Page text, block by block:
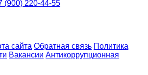
(900) 220-44-55
сайта Обратная связь Политика
Вакансии Антикоррупционная